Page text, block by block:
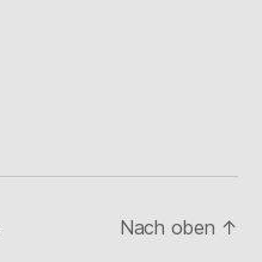
Nach oben ↑